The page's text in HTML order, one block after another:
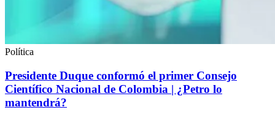
Política
Presidente Duque conformó el primer Consejo
Científico Nacional de Colombia | ¿Petro lo
mantendrá?